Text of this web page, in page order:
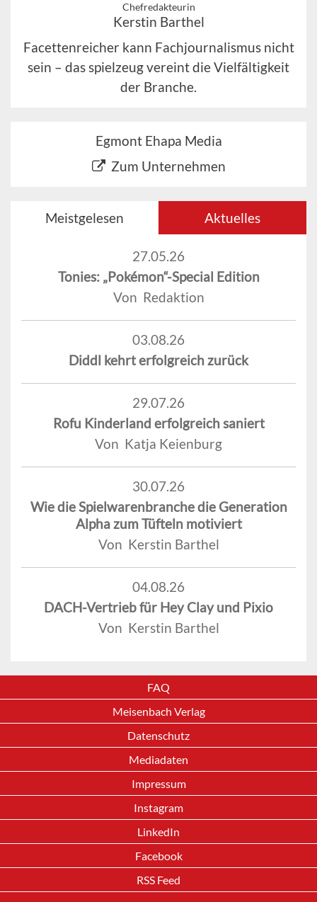
Chefredakteurin
Kerstin Barthel
Facettenreicher kann Fachjournalismus nicht
sein – das spielzeug vereint die Vielfältigkeit
der Branche.
Egmont Ehapa Media
Zum Unternehmen
Meistgelesen Aktuelles
27.05.26
Tonies: „Pokémon“-Special Edition
Von Redaktion
03.08.26
Diddl kehrt erfolgreich zurück
29.07.26
Rofu Kinderland erfolgreich saniert
Von Katja Keienburg
30.07.26
Wie die Spielwarenbranche die Generation
Alpha zum Tüfteln motiviert
Von Kerstin Barthel
04.08.26
DACH-Vertrieb für Hey Clay und Pixio
Von Kerstin Barthel
FAQ
Meisenbach Verlag
Datenschutz
Mediadaten
Impressum
Instagram
LinkedIn
Facebook
RSS Feed